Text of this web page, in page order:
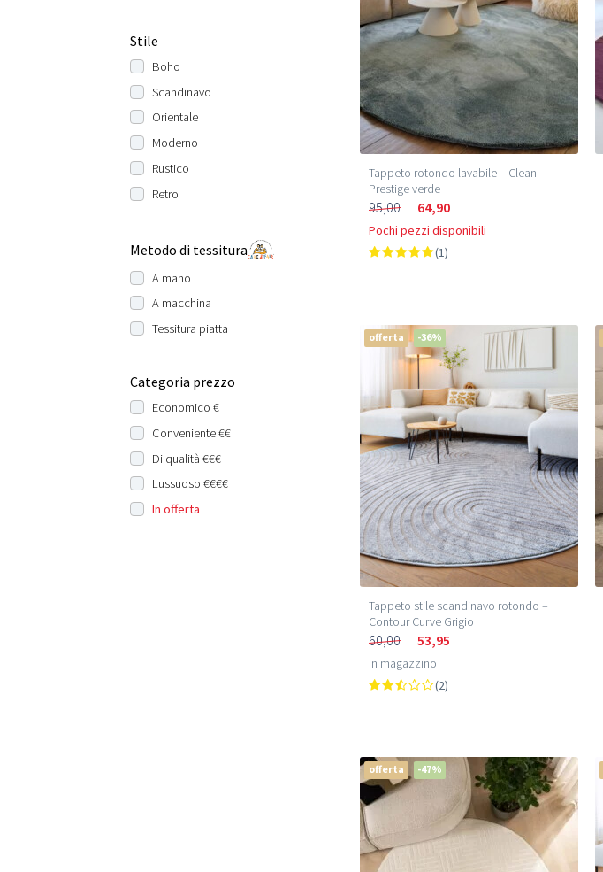
Stile
Boho
Scandinavo
Orientale
Moderno
Rustico
Retro
Metodo di tessitura
A mano
A macchina
Tessitura piatta
Categoria prezzo
Economico €
Conveniente €€
Di qualità €€€
Lussuoso €€€€
In offerta
Tappeto rotondo lavabile – Clean
Prestige verde
95,00 64,90
Pochi pezzi disponibili
(1)
offerta -36%
Tappeto stile scandinavo rotondo –
Contour Curve Grigio
60,00 53,95
In magazzino
(2)
offerta -47%